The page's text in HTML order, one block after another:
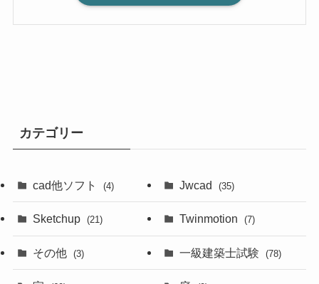
カテゴリー
cad他ソフト (4) Jwcad (35)
Sketchup (21) Twinmotion (7)
その他 (3) 一級建築士試験 (78)